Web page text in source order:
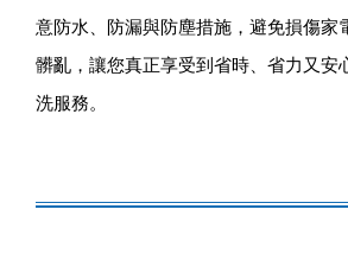
意防水、防漏與防塵措施，避免損傷家
髒亂，讓您真正享受到省時、省力又安
洗服務。